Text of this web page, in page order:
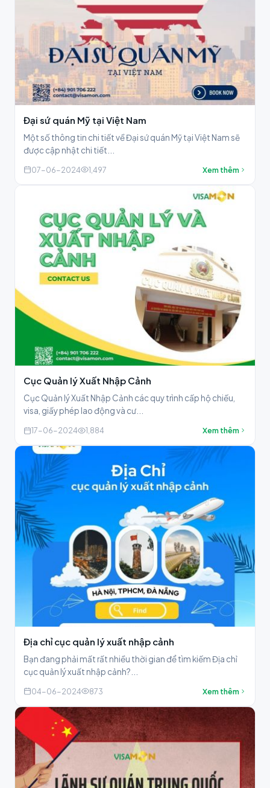
Đại sứ quán Mỹ tại Việt Nam
Một số thông tin chi tiết về Đại sứ quán Mỹ tại Việt Nam sẽ
được cập nhật chi tiết...
07-06-2024 1,497 Xem thêm
Cục Quản lý Xuất Nhập Cảnh
Cục Quản lý Xuất Nhập Cảnh các quy trình cấp hộ chiếu,
visa, giấy phép lao động và cư...
17-06-2024 1,884 Xem thêm
Địa chỉ cục quản lý xuất nhập cảnh
Bạn đang phải mất rất nhiều thời gian để tìm kiếm Địa chỉ
cục quản lý xuất nhập cảnh?...
04-06-2024 873 Xem thêm